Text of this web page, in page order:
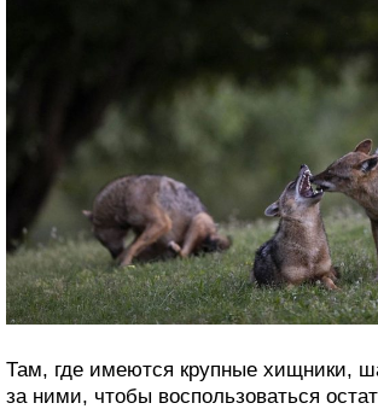
Там, где имеются крупные хищники,
за ними, чтобы воспользоваться